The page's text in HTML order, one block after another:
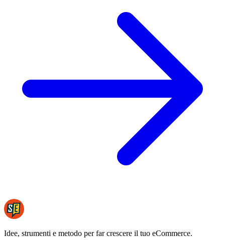
Idee, strumenti e metodo per far crescere il tuo eCommerce.